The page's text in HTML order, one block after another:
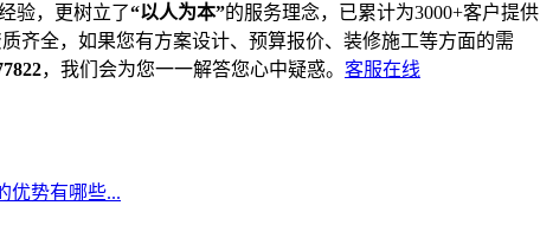
验，更树立了“以人为本”的服务理念，已累计为3000+客户提供
齐全，如果您有方案设计、预算报价、装修施工等方面的需
，我们会为您一一解答您心中疑惑。 客服在线
优势有哪些...